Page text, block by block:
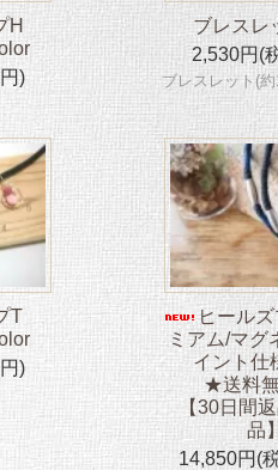
H
)
ブレスレ
2,530円(
ブレスレット(
T
)
ヒール
ミアム/マグ
イント仕
★送料
【30日間
品
14,850円(